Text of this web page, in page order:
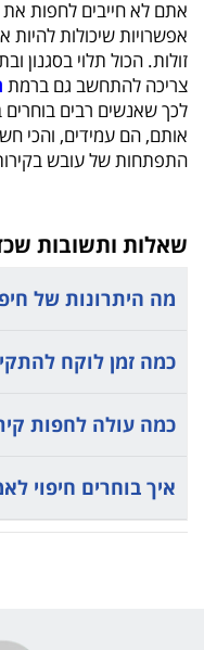
אתם לא חייבים לחפות
אפשרויות שיכולות להיות
זולות. הכול תלוי בסגנון
צריכה להתחשב גם ברמת
לכך שאנשים רבים בוחרים
אותם, הם עמידים, והכי
התפתחות של עובש
שאלות ותשובות
מה היתרונות של
כמה זמן לוקח
כמה עולה לחפות
איך בוחרים חיפוי